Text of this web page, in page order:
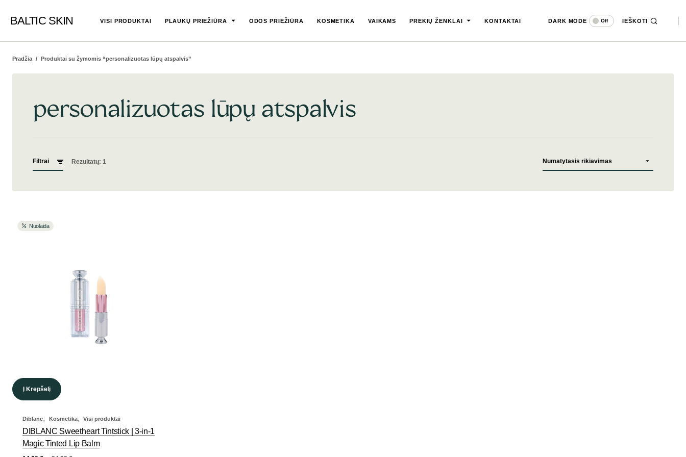
BALTIC SKIN VISI PRODUKTAI PLAUKŲ PRIEŽIŪRA ODOS PRIEŽIŪRA KOSMETIKA VAIKAMS PREKIŲ ŽENKLAI KONTAKTAI DARK MODE Off IEŠKOTI
Pradžia Produktai su žymomis “personalizuotas lūpų atspalvis”
personalizuotas lūpų atspalvis
Filtrai Rezultatų: 1
Nuolaida
Į Krepšelį
Diblanc, Kosmetika, Visi produktai
DIBLANC Sweetheart Tintstick | 3-in-1
Magic Tinted Lip Balm